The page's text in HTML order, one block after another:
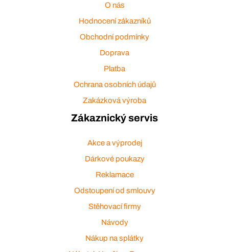
O nás
Hodnocení zákazníků
Obchodní podmínky
Doprava
Platba
Ochrana osobních údajů
Zakázková výroba
Zákaznický servis
Akce a výprodej
Dárkové poukazy
Reklamace
Odstoupení od smlouvy
Stěhovací firmy
Návody
Nákup na splátky